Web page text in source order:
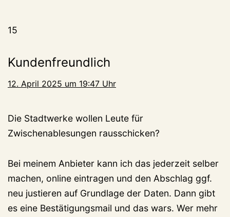
15
Kundenfreundlich
12. April 2025 um 19:47 Uhr
Die Stadtwerke wollen Leute für
Zwischenablesungen rausschicken?
Bei meinem Anbieter kann ich das jederzeit selber
machen, online eintragen und den Abschlag ggf.
neu justieren auf Grundlage der Daten. Dann gibt
es eine Bestätigungsmail und das wars. Wer mehr